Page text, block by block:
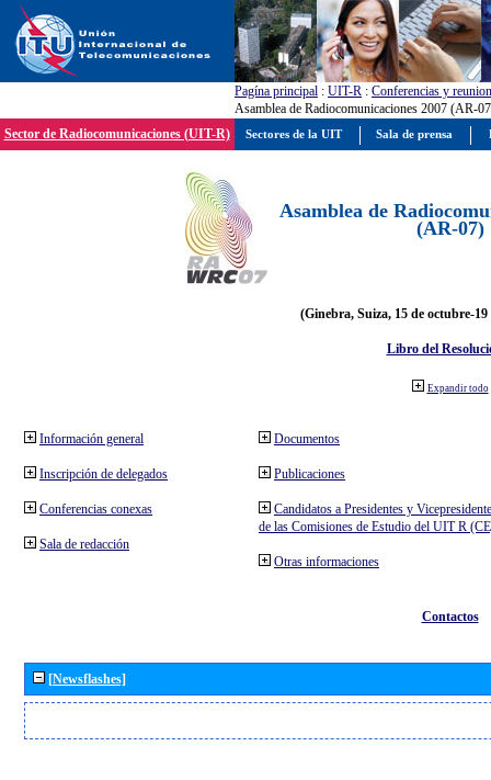
Pagína principal : UIT-R : Conferencias y
Asamblea de Radiocomunicaciones 2007 (AR-
Sector de Radiocomunicaciones (UIT-R)
Asamblea de
(AR-07)
(Ginebra, Suiza, 15 de octubre-19
Libro del
Expandir todo
Información general
Inscripción de delegados
Conferencias conexas
Sala de redacción
Documentos
Publicaciones
Candidatos a Presidentes y
de las Comisiones de Estudio del UIT R
Otras informaciones
Contactos
[Newsflashes]
Sectores de la UIT Sala de prensa